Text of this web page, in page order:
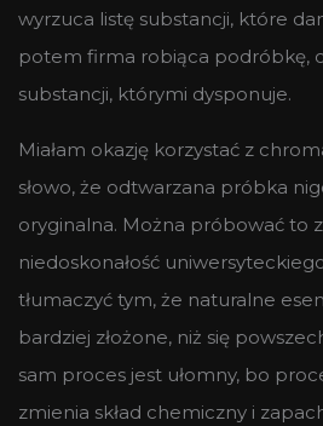
wyrzuca listę substancji, które
potem firma robiąca podróbkę,
substancji, którymi dysponuje.
Miałam okazję korzystać z
słowo, że odtwarzana próbka
oryginalna. Można próbować to
niedoskonałość
tłumaczyć tym, że naturalne
bardziej złożone, niż się
sam proces jest ułomny, bo
zmienia skład chemiczny i